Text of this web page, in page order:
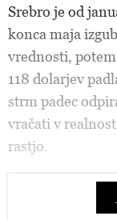
Srebro je od
konca maja
vrednosti,
118 dolarjev
strm padec
vračati v
rastjo.